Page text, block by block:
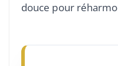
douce pour